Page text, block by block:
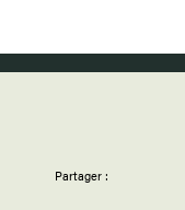
Partager :